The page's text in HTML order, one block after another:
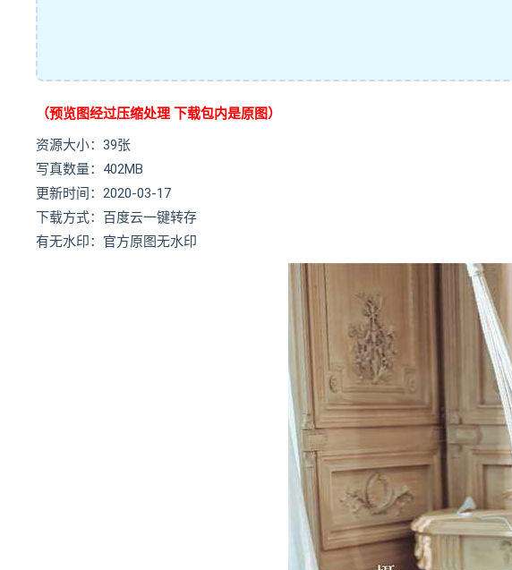
（预览图经过压缩处理 下载包内是原图）
资源大小：39张
写真数量：402MB
更新时间：2020-03-17
下载方式：百度云一键转存
有无水印：官方原图无水印